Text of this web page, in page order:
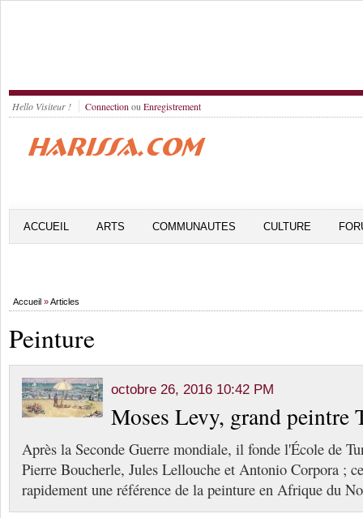
Hello Visiteur ! Connection ou Enregistrement
ACCUEIL ARTS COMMUNAUTES CULTURE
Accueil »Articles
Peinture
octobre 26, 2016 10:42 PM
Moses Levy, grand peintre
Après la Seconde Guerre mondiale, il fonde l'École de
Pierre Boucherle, Jules Lellouche et Antonio Corpora ;
rapidement une référence de la peinture en Afrique du